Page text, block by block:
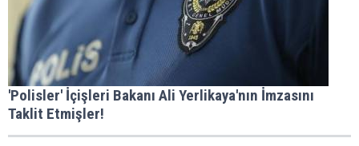
'Polisler' İçişleri Bakanı Ali Yerlikaya'nın İmzasını
Taklit Etmişler!